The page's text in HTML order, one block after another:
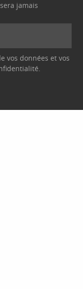
jamais
vos données et vos
.